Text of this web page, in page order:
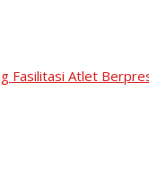
Fasilitasi Atlet